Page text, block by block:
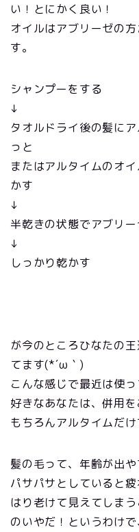
い！とにかく良い！
オイルはアブリーゼの
す。
シャンプーをする
↓
タオルドライ後の髪に
っと
またはアルタイムのオ
かす
↓
半乾きの状態でアブリ
↓
しっかり乾かす
が今のところひなたの
てます(*´ω｀)
こんな感じで最近は使
好きなあなたは、併用を
もちろんアルタイムだけ
髪の毛って、年齢が出や
パサパサとしていると
はり老けて見えてしま
のいやだ！というわけ